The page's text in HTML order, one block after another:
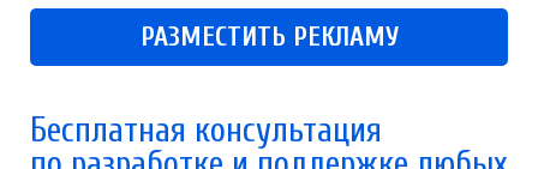
РАЗМЕСТИТЬ РЕКЛАМУ
Бесплатная консультация